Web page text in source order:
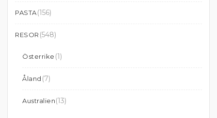
PASTA(156)
RESOR (548)
Österrike (1)
Åland (7)
Australien(13)